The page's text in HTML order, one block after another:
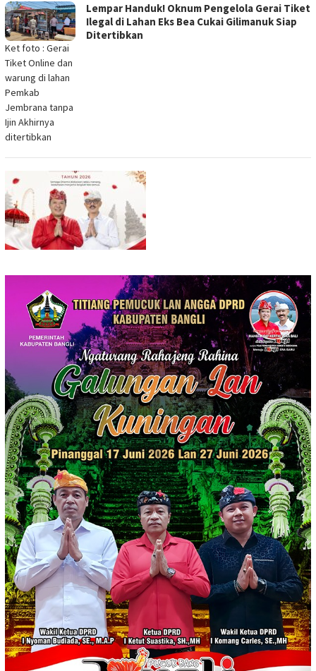
Ket foto : Gerai
Tiket Online dan
warung di lahan
Pemkab
Jembrana tanpa
Ijin Akhirnya
ditertibkan
Lempar Handuk! Oknum Pengelola Gerai Tiket
Ilegal di Lahan Eks Bea Cukai Gilimanuk Siap
Ditertibkan